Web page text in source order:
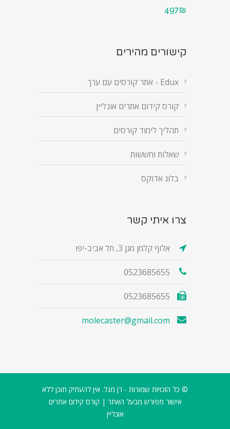
497₪
קישורים מהירים
Edux - אתר קורסים עם ערך
קורס קידום אתרים אונליין
תהליך לימוד קורסים
שאלות וחששות
בלוג אדוקס
צרו איתי קשר
אלוף קלמן מגן 3, תל אביב-יפו
0523685655
0523685655
molecaster@gmail.com
© כל הזכויות שמורות - רן מגל. אין להעתיק תוכן ללא
אישור מפורש מבעל האתר |קורס קידום אתרים
אונליין